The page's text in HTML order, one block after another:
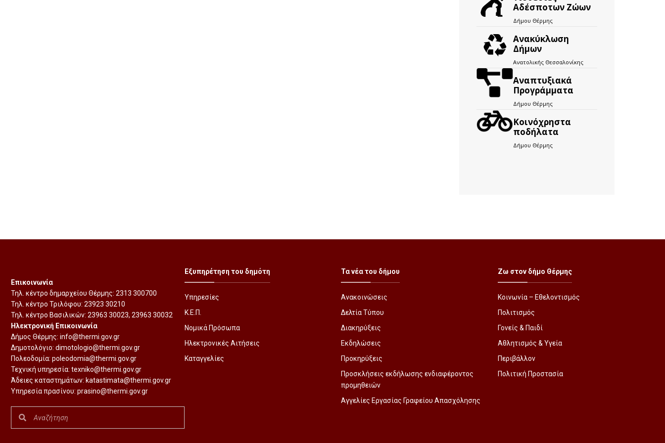
Αδέσποτων Ζώων
Δήμου Θέρμης
Ανακύκλωση
Δήμων
Ανατολικής Θεσσαλονίκης
Αναπτυξιακά
Προγράμματα
Δήμου Θέρμης
Kοινόχρηστα
ποδήλατα
Δήμου Θέρμης
Επικοινωνία
Τηλ. κέντρο δημαρχείου Θέρμης: 2313 300700
Τηλ. κέντρο Τριλόφου: 23923 30210
Τηλ. κέντρο Βασιλικών: 23963 30023, 23963 30032
Ηλεκτρονική Επικοινωνία
Δήμος Θέρμης: info@thermi.gov.gr
Δημοτολόγιο: dimotologio@thermi.gov.gr
Πολεοδομία: poleodomia@thermi.gov.gr
Τεχνική υπηρεσία: texniko@thermi.gov.gr
Άδειες καταστημάτων: katastimata@thermi.gov.gr
Υπηρεσία πρασίνου: prasino@thermi.gov.gr
Εξυπηρέτηση του δημότη
Υπηρεσίες
Κ.Ε.Π.
Νομικά Πρόσωπα
Ηλεκτρονικές Αιτήσεις
Καταγγελίες
Τα νέα του δήμου
Ανακοινώσεις
Δελτία Τύπου
Διακηρύξεις
Εκδηλώσεις
Προκηρύξεις
Προσκλήσεις εκδήλωσης ενδιαφέροντος
προμηθειών
Αγγελίες Εργασίας Γραφείου Απασχόλησης
Ζω στον δήμο Θέρμης
Κοινωνία – Εθελοντισμός
Πολιτισμός
Γονείς & Παιδί
Αθλητισμός & Υγεία
Περιβάλλον
Πολιτική Προστασία